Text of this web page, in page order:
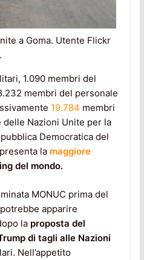
a Goma. Utente Flickr
1.090 membri del
membri del personale
19.784 membri
Nazioni Unite per la
Democratica del
la maggiore
del mondo.
MONUC prima del
apparire
la proposta del
di tagli alle Nazioni
Nell’appetito